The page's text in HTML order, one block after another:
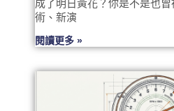
成了明日黃花？你是不是也
術、新演
閱讀更多 »